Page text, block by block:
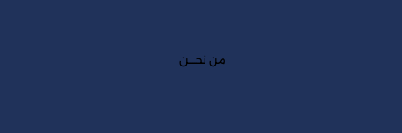
من نحــــن